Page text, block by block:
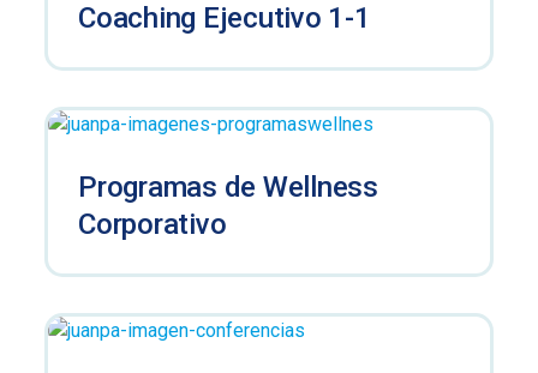
Coaching Ejecutivo 1-1
Programas de Wellness
Corporativo